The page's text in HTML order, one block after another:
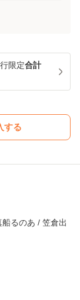
限定合計
する
るのあ / 笠倉出